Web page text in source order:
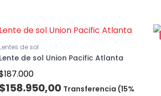
Lentes de sol
Lente de sol Union Pacific Atlanta
$158.950,00 Transferencia (15%